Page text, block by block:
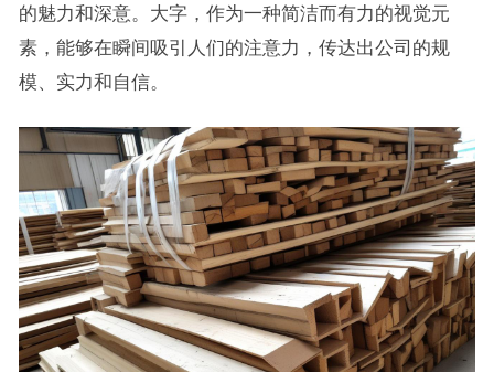
的魅力和深意。大字，作为一种简洁而有力的视觉元
素，能够在瞬间吸引人们的注意力，传达出公司的规
模、实力和自信。